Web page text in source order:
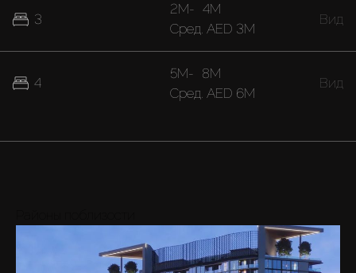
3
4
2M- 4M
Cред. AED 3M
Вид
5M- 8M
Cред. AED 6M
Вид